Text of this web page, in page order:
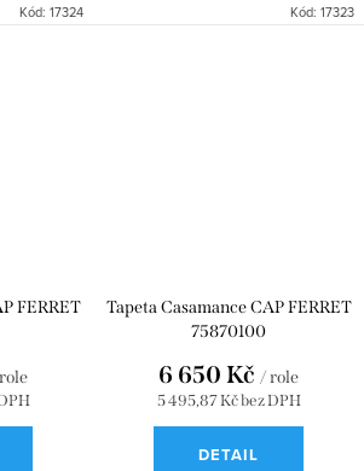
Kód: 17324 Kód: 17323
FERRET
Tapeta Casamance CAP FERRET
75870100
5 495,87 Kč bez DPH
6 650 Kč / role
DETAIL